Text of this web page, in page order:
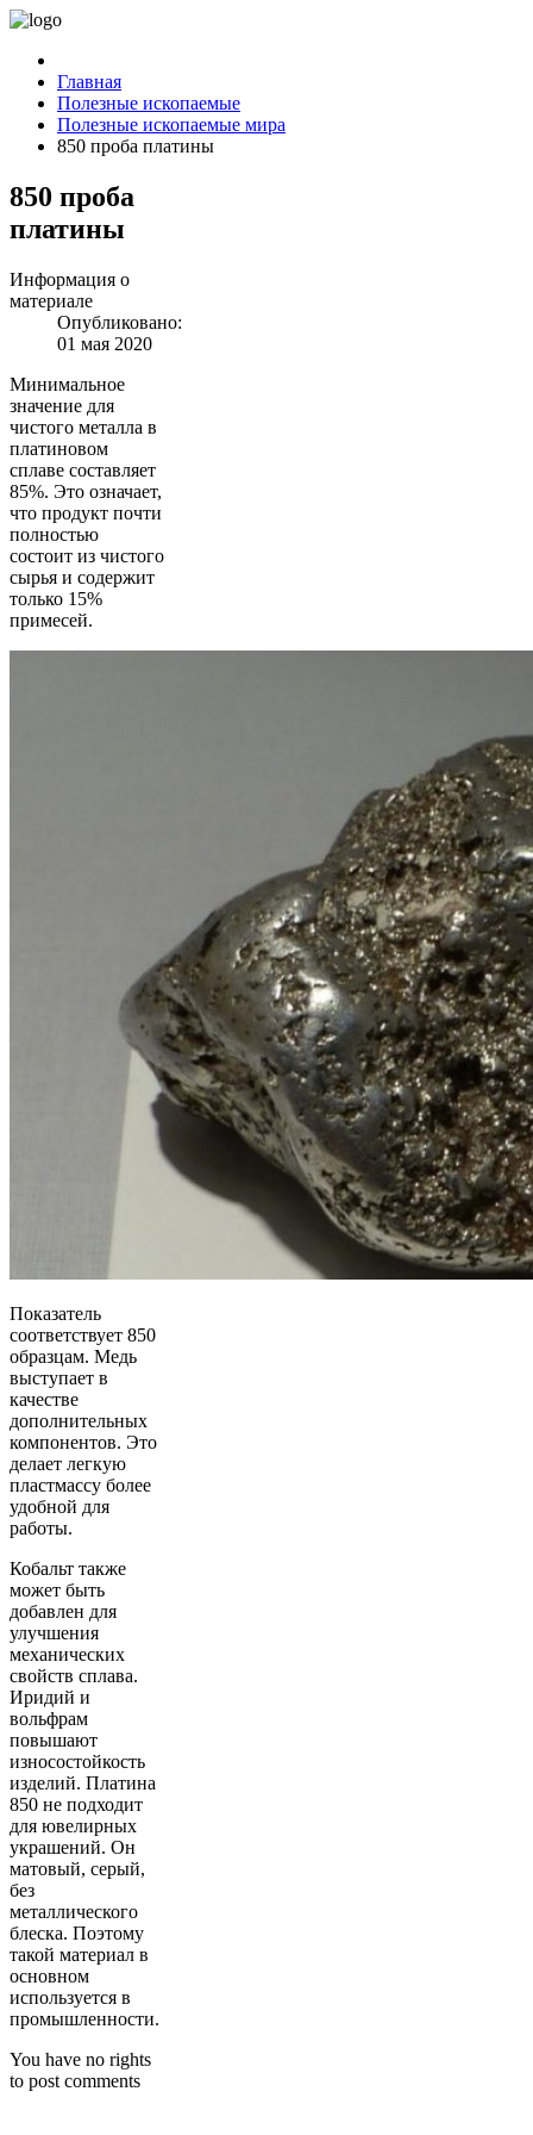
Главная
Полезные ископаемые
Полезные ископаемые мира
850 проба платины
850 проба
платины
Информация о
материале
Опубликовано:
01 мая 2020
Минимальное
значение для
чистого металла в
платиновом
сплаве составляет
85%. Это означает,
что продукт почти
полностью
состоит из чистого
сырья и содержит
только 15%
примесей.
Показатель
соответствует 850
образцам. Медь
выступает в
качестве
дополнительных
компонентов. Это
делает легкую
пластмассу более
удобной для
работы.
Кобальт также
может быть
добавлен для
улучшения
механических
свойств сплава.
Иридий и
вольфрам
повышают
износостойкость
изделий. Платина
850 не подходит
для ювелирных
украшений. Он
матовый, серый,
без
металлического
блеска. Поэтому
такой материал в
основном
используется в
промышленности.
You have no rights
to post comments